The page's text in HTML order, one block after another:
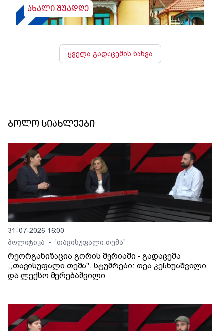
ახალი შუადღე
ყველა გადაცემის ნახვა
ბოლო სიახლეები
31-07-2026 16:00
პოლიტიკა
• "თავისუფალი თემა"
რეორგანიზაცია გორის მერიაში - გადაცემა
,,თავისუფალი თემა". სტუმრები: თეა კეჩხუაშვილი
და ლექსო მერებაშვილი